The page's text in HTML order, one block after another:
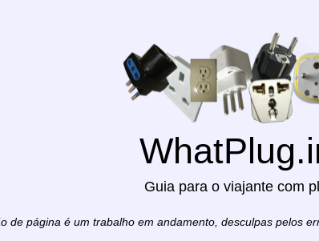
Guia para o viajante com
de página é um trabalho em andamento, desculpas pelos